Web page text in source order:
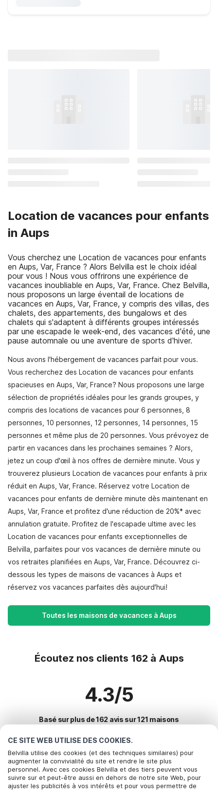
CE SITE WEB UTILISE DES COOKIES.
Belvilla utilise des cookies (et des techniques similaires) pour
augmenter la convivialité du site et rendre le site plus
personnel. Avec ces cookies Belvilla et des tiers peuvent vous
suivre sur et peut-être aussi en dehors de notre site Web, pour
ajuster les publicités à vos intérêts et pour vous permettre de
Location de vacances pour enfants
in Aups
Vous cherchez une Location de vacances pour enfants
en Aups, Var, France ? Alors Belvilla est le choix idéal
pour vous ! Nous vous offrirons une expérience de
vacances inoubliable en Aups, Var, France. Chez Belvilla,
nous proposons un large éventail de locations de
vacances en Aups, Var, France, y compris des villas, des
chalets, des appartements, des bungalows et des
chalets qui s'adaptent à différents groupes intéressés
par une escapade le week-end, des vacances d'été, une
pause automnale ou une aventure de sports d'hiver.
Nous avons l'hébergement de vacances parfait pour vous.
Vous recherchez des Location de vacances pour enfants
spacieuses en Aups, Var, France? Nous proposons une large
sélection de propriétés idéales pour les grands groupes, y
compris des locations de vacances pour 6 personnes, 8
personnes, 10 personnes, 12 personnes, 14 personnes, 15
personnes et même plus de 20 personnes. Vous prévoyez de
partir en vacances dans les prochaines semaines ? Alors,
jetez un coup d'œil à nos offres de dernière minute. Vous y
trouverez plusieurs Location de vacances pour enfants à prix
réduit en Aups, Var, France. Réservez votre Location de
vacances pour enfants de dernière minute dès maintenant en
Aups, Var, France et profitez d'une réduction de 20%* avec
annulation gratuite. Profitez de l'escapade ultime avec les
Location de vacances pour enfants exceptionnelles de
Belvilla, parfaites pour vos vacances de dernière minute ou
vos retraites planifiées en Aups, Var, France. Découvrez ci-
dessous les types de maisons de vacances à Aups et
réservez vos vacances parfaites dès aujourd'hui!
Toutes les maisons de vacances à Aups
Écoutez nos clients 162 à Aups
4.3/5
Basé sur plus de 162 avis sur 121 maisons
Destinations les plus populaires pour les
vacances
Villes offrant les meilleures commodités pour les vacances